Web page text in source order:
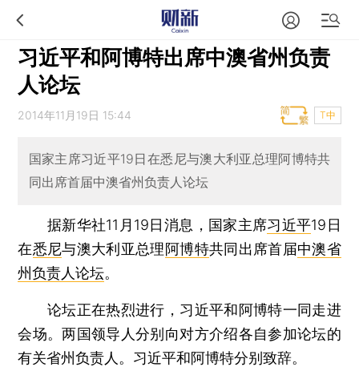
习近平和阿博特出席中澳省州负责
人论坛
2014年11月19日 15:44 T中
国家主席习近平19日在悉尼与澳大利亚总理阿博特共
同出席首届中澳省州负责人论坛
据新华社11月19日消息，国家主席习近平19日
在悉尼与澳大利亚总理阿博特共同出席首届中澳省
州负责人论坛。
论坛正在热烈进行，习近平和阿博特一同走进
会场。两国领导人分别向对方介绍各自参加论坛的
有关省州负责人。习近平和阿博特分别致辞。